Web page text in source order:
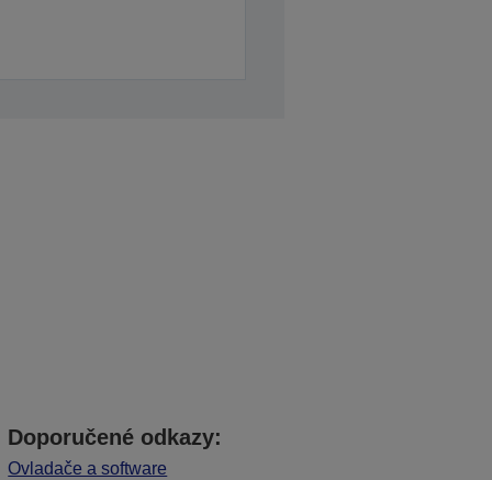
Doporučené odkazy:
Ovladače a software